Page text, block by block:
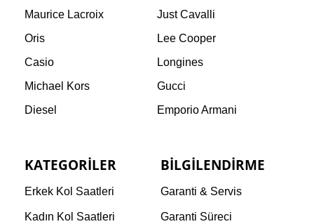
Maurice Lacroix
Just Cavalli
Oris
Lee Cooper
Casio
Longines
Michael Kors
Gucci
Diesel
Emporio Armani
KATEGORILER
Erkek Kol Saatleri
Kadın Kol Saatleri
BILGILENDIRME
Garanti & Servis
Garanti Süreci